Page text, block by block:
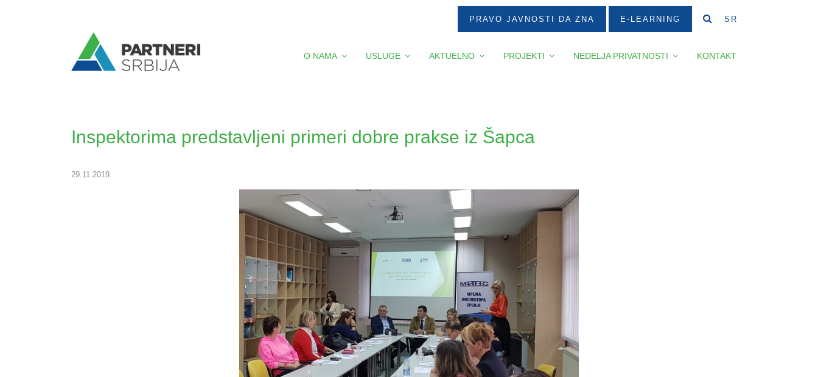
PRAVO JAVNOSTI DA ZNA E-LEARNING SR
O NAMA USLUGE AKTUELNO PROJEKTI NEDELJA PRIVATNOSTI KONTAKT
Inspektorima predstavljeni primeri dobre prakse iz Šapca
29.11.2019.